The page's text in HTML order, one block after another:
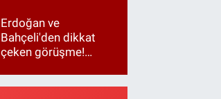
Erdoğan ve
Bahçeli'den dikkat
çeken görüşme!